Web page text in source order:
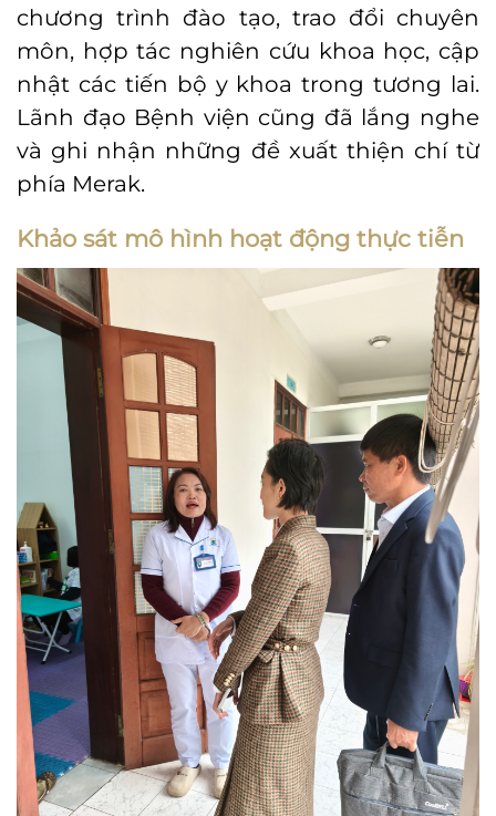
chương trình đào tạo, trao đổi chuyên
môn, hợp tác nghiên cứu khoa học, cập
nhật các tiến bộ y khoa trong tương lai.
Lãnh đạo Bệnh viện cũng đã lắng nghe
và ghi nhận những đề xuất thiện chí từ
phía Merak.
Khảo sát mô hình hoạt động thực tiễn